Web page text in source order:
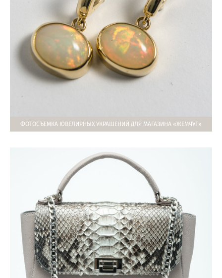
ФОТОСЪЕМКА ЮВЕЛИРНЫХ УКРАШЕНИЙ ДЛЯ МАГАЗИНА «ЖЕМЧУГ»